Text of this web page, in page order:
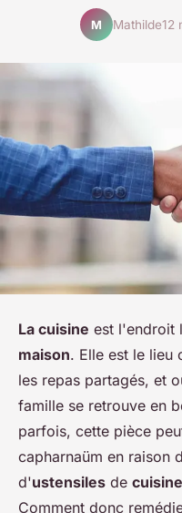
M Mathilde12
La cuisine est l'endroit
maison. Elle est le lieu
les repas partagés, et
famille se retrouve en
parfois, cette pièce
capharnaüm en raison
d'ustensiles de cuisine
Comment donc